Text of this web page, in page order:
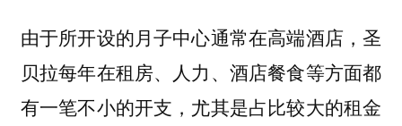
由于所开设的月子中心通常在高端酒店，圣
贝拉每年在租房、人力、酒店餐食等方面都
有一笔不小的开支，尤其是占比较大的租金